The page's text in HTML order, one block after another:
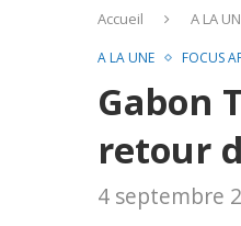
Accueil A LA
A LA UNE FOCUS
Gabon
retour
4 septembre